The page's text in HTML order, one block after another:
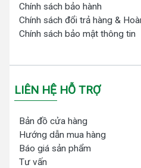
Chính sách bảo hành
Chính sách đổi trả hàng &
Chính sách bảo mật thông tin
LIÊN HỆ HỖ TRỢ
Bản đồ cửa hàng
Hướng dẫn mua hàng
Báo giá sản phẩm
Tư vấn